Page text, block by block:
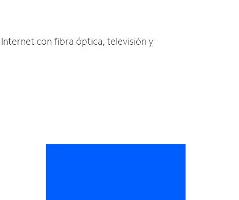
Internet con fibra óptica, televisión y